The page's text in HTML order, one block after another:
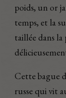
poids, un or
temps, et la
taillée dans
Cette bague
russe qui vit